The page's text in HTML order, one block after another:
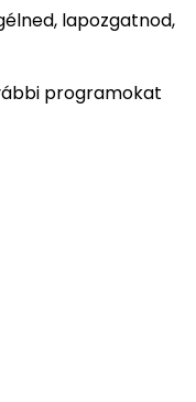
lapozgatnod,
programokat